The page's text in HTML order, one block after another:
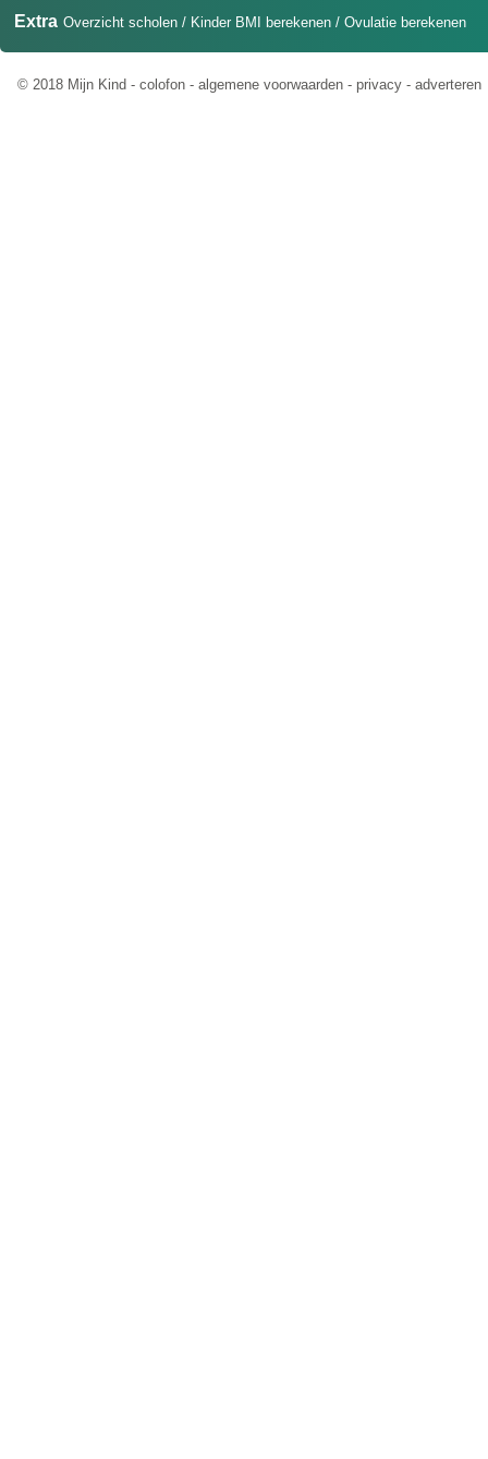
Extra Overzicht scholen / Kinder BMI berekenen / Ovulatie berekenen
© 2018 Mijn Kind - colofon - algemene voorwaarden - privacy - adverteren